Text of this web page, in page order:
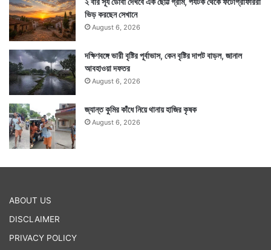
ভিড় করছেন সেখানে
August 6, 2026
দক্ষিণবঙ্গে ভারী বৃষ্টির পূর্বাভাস, কেন বৃষ্টির দাপট বাড়ল, জানাল
আবহাওয়া দফতর
August 6, 2026
জ্যান্ত কুমির কাঁধে নিয়ে থানায় হাজির কৃষক
August 6, 2026
ABOUT US
DISCLAIMER
PRIVACY POLICY